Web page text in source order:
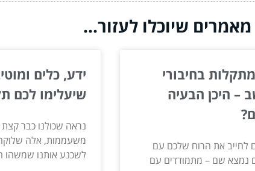
שיוכלו לעזור...
בחיבורי
– היכן הבעיה
לחייב את הרוח שלכם עם
נמצא שם – מתמודדים עם
ידע, כלים
שיעלימו לכם
נראה שכולנו כבר
משעממות, אלה
לשכנע אותנו שמשהו